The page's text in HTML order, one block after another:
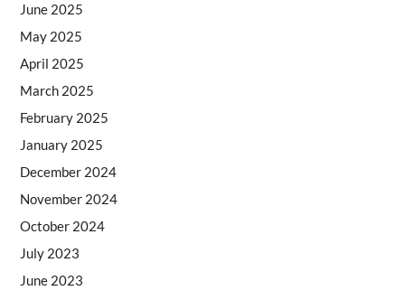
June 2025
May 2025
April 2025
March 2025
February 2025
January 2025
December 2024
November 2024
October 2024
July 2023
June 2023